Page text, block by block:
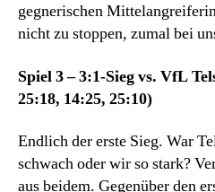
gegnerischen
nicht zu stoppen, zumal bei
Spiel 3 – 3:1-Sieg vs. VfL
25:18, 14:25, 25:10)
Endlich der erste Sieg. War
schwach oder wir so stark?
aus beidem. Gegenüber den